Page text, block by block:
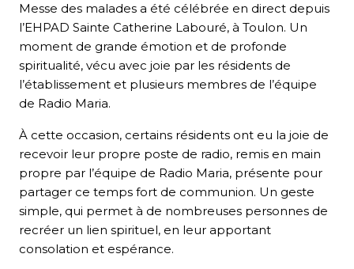
Messe des malades a été célébrée en direct depuis
l’EHPAD Sainte Catherine Labouré, à Toulon. Un
moment de grande émotion et de profonde
spiritualité, vécu avec joie par les résidents de
l’établissement et plusieurs membres de l’équipe
de Radio Maria.
À cette occasion, certains résidents ont eu la joie de
recevoir leur propre poste de radio, remis en main
propre par l’équipe de Radio Maria, présente pour
partager ce temps fort de communion. Un geste
simple, qui permet à de nombreuses personnes de
recréer un lien spirituel, en leur apportant
consolation et espérance.